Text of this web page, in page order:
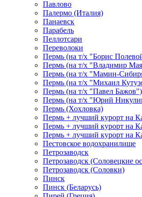
Павлово
Палермо (Италия)
Панаевск
Парабель
Пеллотсари
Переволоки
Пермь (на т/х "Борис
Пермь (на т/х "Владимир
Пермь (на т/х "Мамин-
Пермь (на т/х "Михаил
Пермь (на т/х "Павел Бажов")
Пермь (на т/х "Юрий
Пермь (Хохловка)
Пермь + лучший курорт на
Пермь + лучший курорт на
Пермь + лучший курорт на
Пестовское водохранилище
Петрозаводск
Петрозаводск (Соловецкие
Петрозаводск (Соловки)
Пинск
Пинск (Беларусь)